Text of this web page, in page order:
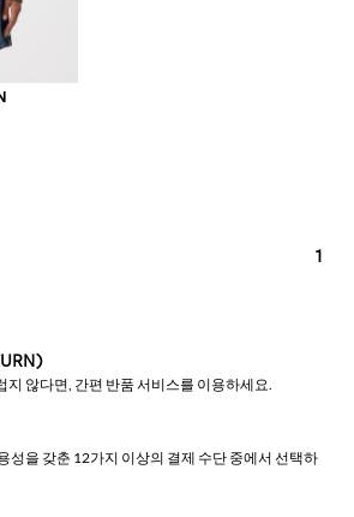
1
지 않다면, 간편 반품 서비스를 이용하세요.
성을 갖춘 12가지 이상의 결제 수단 중에서 선택하